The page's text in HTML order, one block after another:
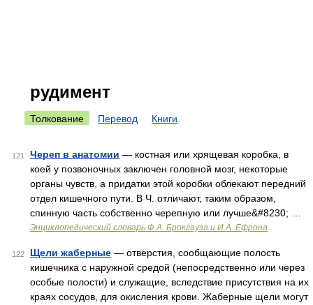
рудимент
Толкование Перевод Книги
121 Череп в анатомии — костная или хрящевая коробка, в
коей у позвоночных заключен головной мозг, некоторые
органы чувств, а придатки этой коробки облекают передний
отдел кишечного пути. В Ч. отличают, таким образом,
спинную часть собственно черепную или лучше&#8230; …
Энциклопедический словарь Ф.А. Брокгауза и И.А. Ефрона
122 Щели жаберные — отверстия, сообщающие полость
кишечника с наружной средой (непосредственно или через
особые полости) и служащие, вследствие присутствия на их
краях сосудов, для окисления крови. Жаберные щели могут